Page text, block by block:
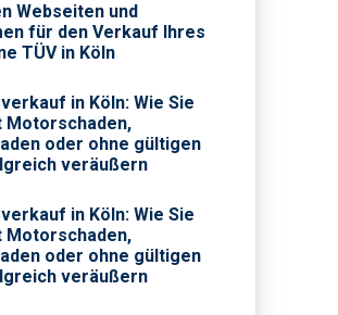
Webseiten und
für den Verkauf Ihres
TÜV in Köln
in Köln: Wie Sie
Motorschaden,
oder ohne gültigen
veräußern
in Köln: Wie Sie
Motorschaden,
oder ohne gültigen
veräußern